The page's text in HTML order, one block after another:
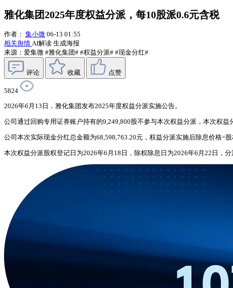
雅化集团2025年度权益分派，每10股派0.6元含税
作者： 集小微 06-13 01:55
相关舆情 AI解读 生成海报
来源：爱集微 #雅化集团# #权益分派# #现金分红#
评论 收藏 点赞
5824
2026年6月13日，雅化集团发布2025年度权益分派实施公告。
公司通过回购专用证券账户持有的9,249,800股不参与本次权益分派，本次权
公司本次实际现金分红总金额为68,598,763.20元，权益分派实施后除息价格=股
本次权益分派股权登记日为2026年6月18日，除权除息日为2026年6月22日，